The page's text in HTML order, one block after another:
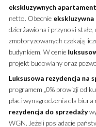
ekskluzywnych
netto. Obecnie ekskluzywna
dzierżawiona i przynosi
zmotoryzowanych czekają
budynkiem. W cenie
projekt budowlany oraz
Luksusowa rezydencja na
programem „0% prowizji od
płaci wynagrodzenia dla
rezydencja do sprzedaży
WGN. Jeżeli posiadacie